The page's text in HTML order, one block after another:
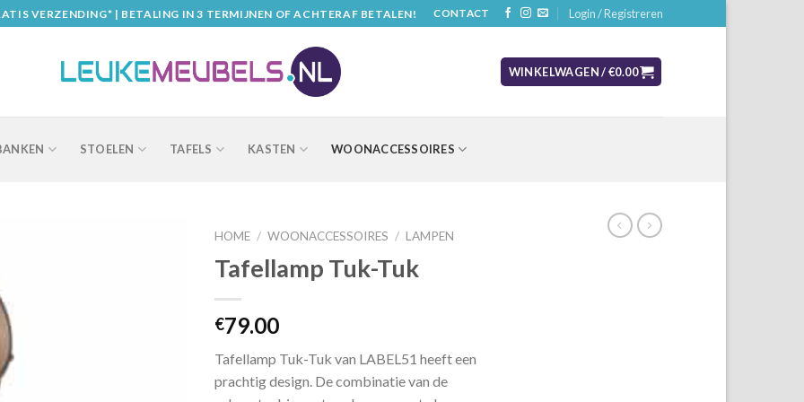
VERZENDING* | BETALING IN 3 TERMIJNEN OF ACHTERAF BETALEN! CONTACT Login / Registreren
WINKELWAGEN /€0.00
STOELEN TAFELS KASTEN WOONACCESSOIRES
HOME / WOONACCESSOIRES / LAMPEN
Tafellamp Tuk-Tuk
€79.00
Tafellamp Tuk-Tuk van LABEL51 heeft een
prachtig design. De combinatie van de